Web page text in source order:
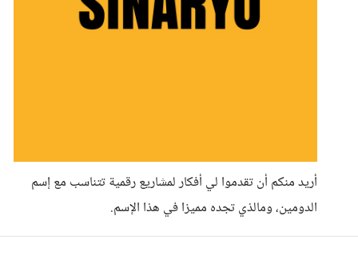
أريد منكم أن تقدموا لي أفكار لمشاريع رقمية تتناسب مع إسم
الدومين، ومالذي تجده مميزا في هذا الإسم.